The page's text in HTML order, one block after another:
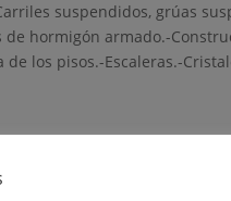
suspendidos, grúas
hormigón armado.-
los pisos.-Escaleras.-